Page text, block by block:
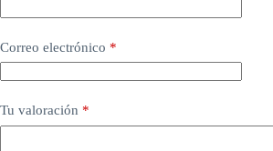
Correo electrónico *
Tu valoración *